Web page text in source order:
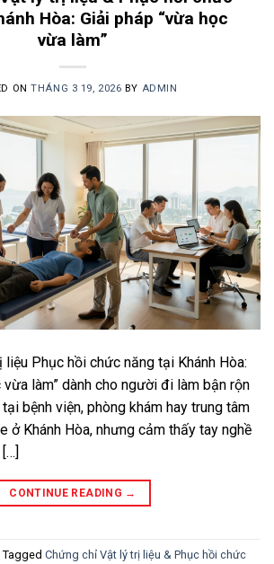
Hòa: Giải pháp “vừa học
vừa làm”
ONTHÁNG 3 19, 2026 BY ADMIN
Phục hồi chức năng tại Khánh Hòa:
vừa làm” dành cho người đi làm bận rộn
bệnh viện, phòng khám hay trung tâm
ở Khánh Hòa, nhưng cảm thấy tay nghề
CONTINUE READING →
Tagged Chứng chỉ Vật lý trị liệu & Phục hồi chức